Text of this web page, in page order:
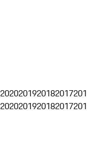
2020201920182017
2020201920182017